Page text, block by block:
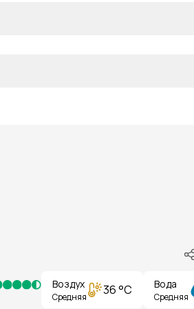
Воздух
Средняя 36 °C Вода
Средняя